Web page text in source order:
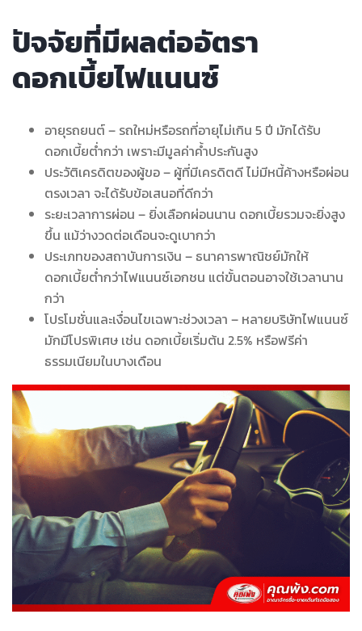
ปัจจัยที่มีผลต่ออัตรา
ดอกเบี้ยไฟแนนซ์
อายุรถยนต์ – รถใหม่หรือรถที่อายุไม่เกิน 5 ปี มักได้รับ
ดอกเบี้ยต่ำกว่า เพราะมีมูลค่าค้ำประกันสูง
ประวัติเครดิตของผู้ขอ – ผู้ที่มีเครดิตดี ไม่มีหนี้ค้างหรือผ่อน
ตรงเวลา จะได้รับข้อเสนอที่ดีกว่า
ระยะเวลาการผ่อน – ยิ่งเลือกผ่อนนาน ดอกเบี้ยรวมจะยิ่งสูง
ขึ้น แม้ว่างวดต่อเดือนจะดูเบากว่า
ประเภทของสถาบันการเงิน – ธนาคารพาณิชย์มักให้
ดอกเบี้ยต่ำกว่าไฟแนนซ์เอกชน แต่ขั้นตอนอาจใช้เวลานาน
กว่า
โปรโมชั่นและเงื่อนไขเฉพาะช่วงเวลา – หลายบริษัทไฟแนนซ์
มักมีโปรพิเศษ เช่น ดอกเบี้ยเริ่มต้น 2.5% หรือฟรีค่า
ธรรมเนียมในบางเดือน